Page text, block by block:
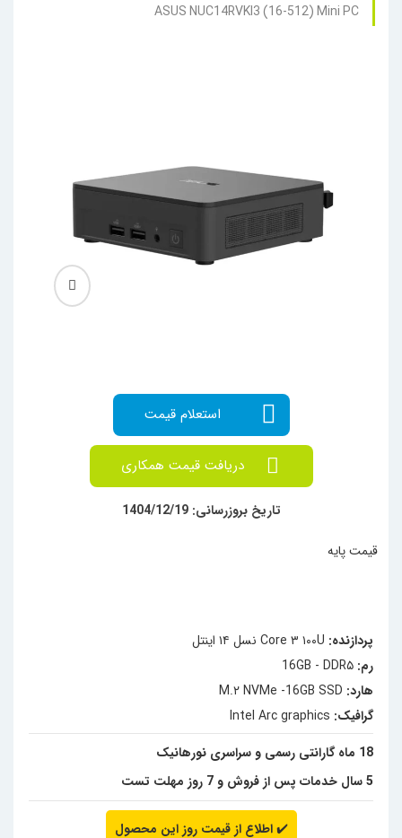
ASUS NUC14RVKI3 (16-512) Mini PC
پردازنده:
رم: 16GB - DDR۵
هارد:
گرافیک:
18 ماه گارانتی رسمی و سراسری نورهانیک
5 سال خدمات پس از فروش و 7 روز مهلت تست
✔️اطلاع از قیمت روز این محصول
قیمت پایه
تاریخ بروزرسانی: 1404/12/19
دریافت قیمت همکاری